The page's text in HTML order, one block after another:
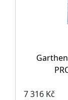
7 316 Kč